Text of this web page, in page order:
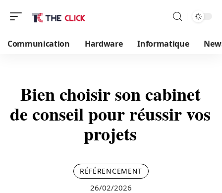
Communication Hardware Informatique
Bien choisir son cabinet
de conseil pour réussir vos
projets
RÉFÉRENCEMENT
26/02/2026